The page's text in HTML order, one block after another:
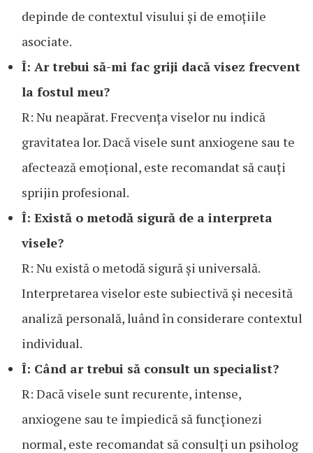
depinde de contextul visului și de emoțiile
asociate.
Î: Ar trebui să-mi fac griji dacă visez frecvent
la fostul meu?
R: Nu neapărat. Frecvența viselor nu indică
gravitatea lor. Dacă visele sunt anxiogene sau te
afectează emoțional, este recomandat să cauți
sprijin profesional.
Î: Există o metodă sigură de a interpreta
visele?
R: Nu există o metodă sigură și universală.
Interpretarea viselor este subiectivă și necesită
analiză personală, luând în considerare contextul
individual.
Î: Când ar trebui să consult un specialist?
R: Dacă visele sunt recurente, intense,
anxiogene sau te împiedică să funcționezi
normal, este recomandat să consulți un psiholog